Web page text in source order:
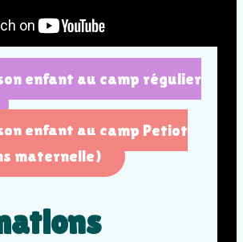
enfant au camp régulier
enfant au camp Petiot
maternelle)